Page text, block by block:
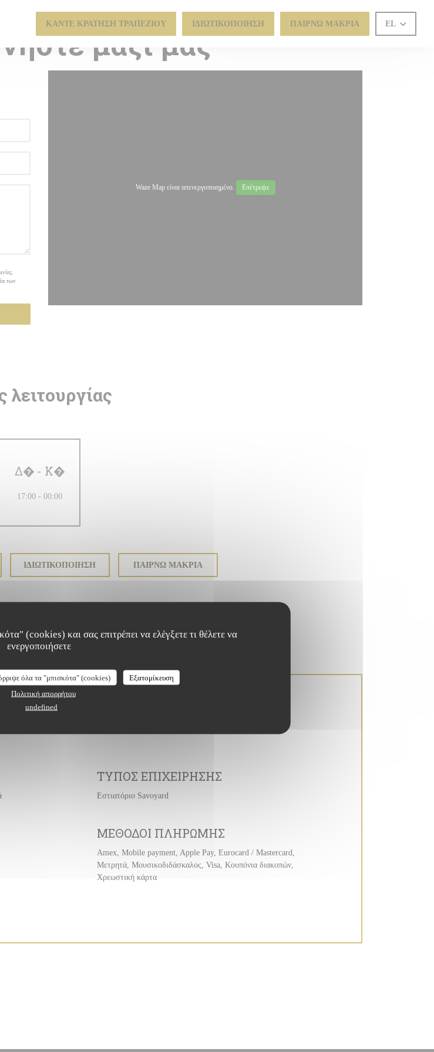
(cookies) και σας επιτρέπει να ελέγξετε τι θέλετε να
ενεργοποιήσετε
όλα τα "μπισκότα" (cookies)
Εξατομίκευση
Πολιτική απορρήτου
undefined
ΚΆΝΤΕ ΚΡΆΤΗΣΗ ΤΡΑΠΕΖΙΟΎ ΙΔΙΩΤΙΚΟΠΟΊΗΣΗ ΠΑΊΡΝΩ ΜΑΚΡΙΆ EL
μαζί μας
των
Waze Map είναι απενεργοποιημένο. Επέτρεψε
λειτουργίας
Δ�- Κ�
17:00 - 00:00
ΙΔΙΩΤΙΚΟΠΟΊΗΣΗ ΠΑΊΡΝΩ ΜΑΚΡΙΆ
ΤΎΠΟΣ ΕΠΙΧΕΊΡΗΣΗΣ
Εστιατόριο Savoyard
ΜΈΘΟΔΟΙ ΠΛΗΡΩΜΉΣ
Amex, Mobile payment, Apple Pay, Eurocard / Mastercard,
Μετρητά, Μουσικοδιδάσκαλος, Visa, Κουπόνια διακοπών,
Χρεωστική κάρτα